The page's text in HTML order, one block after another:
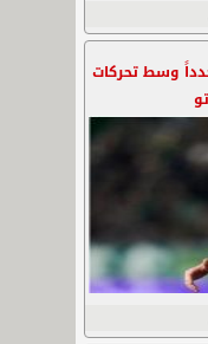
وسط تحركات